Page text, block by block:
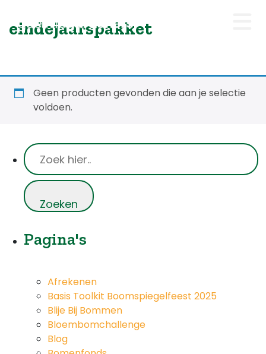
Workshops
Op de kaart
Blog
eindejaarspakket
Geen producten gevonden die aan je selectie
voldoen.
Pagina's
Afrekenen
Basis Toolkit Boomspiegelfeest 2025
Blije Bij Bommen
Bloembomchallenge
Blog